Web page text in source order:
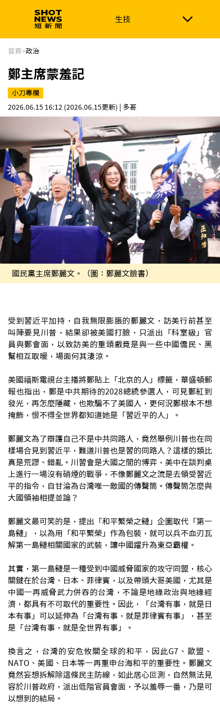
生技
生技 政治
新南向 體育
首頁>政治
鄭主席蒙羞記
小刀專欄
2026.06.15 16:12 (2026.06.15更新) | 多哥
國民黨主席鄭麗文。（圖：鄭麗文臉書）
受到習近平加持，自我無限膨脹的鄭麗文，訪美行前甚至
叫陣要見川普，結果卻被美國打臉，只派出「科室級」官
員與鄭會面，以致訪美的重頭戲竟是與一些中國僑民、黑
幫相互取暖，場面何其淒涼。
美國福斯電視台主播將鄭貼上「北京的人」標籤，華盛頓郵
報也指出，鄭是中共期待的2028總統參選人，可見鄭紅到
發光，再怎麼隱藏，也欺騙不了美國人，更何況鄭根本不想
掩飾，恨不得全世界都知道她是「習近平的人」。
鄭麗文為了辯護自己不是中共同路人，竟然舉例川普也在同
樣場合見到習近平，難道川普也是習的同路人？這樣的類比
真是荒謬、錯亂。川習會是大國之間的博弈，美中在談判桌
上進行一場沒有硝煙的戰爭，不像鄭麗文之流是去領受習近
平的指令，自甘淪為台灣唯一敵國的傳聲筒。傳聲筒怎麼與
大國領袖相提並論？
鄭麗文最可笑的是，提出「和平繁榮之鏈」企圖取代「第一
島鏈」，以為用「和平繁榮」作為包裝，就可以兵不血刃瓦
解第一島鏈相關國家的武裝，讓中國躍升為東亞霸權。
其實，第一島鏈是一種受到中國威脅國家的攻守同盟，核心
關鍵在於台灣、日本、菲律賓，以及帶頭大哥美國，尤其是
中國一再威脅武力併吞的台灣，不論是地緣政治與地緣經
濟，都具有不可取代的重要性。因此，「台灣有事，就是日
本有事」可以延伸為「台灣有事，就是菲律賓有事」，甚至
是「台灣有事，就是全世界有事」。
換言之，台灣的安危攸關全球的和平，因此G7、歐盟、
NATO、美國、日本等一再重申台海和平的重要性。鄭麗文
竟然妄想拆解除這條民主防線，如此居心叵測，自然無法見
容於川普政府，派出低階官員會面，予以羞辱一番，乃是可
以想到的結局。